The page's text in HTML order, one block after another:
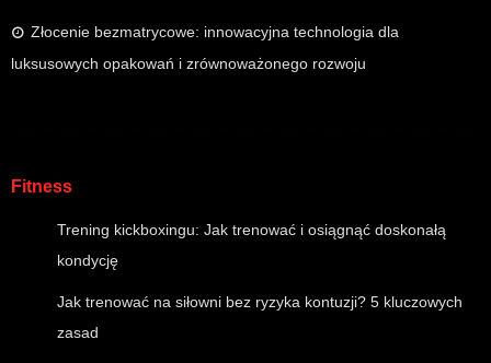
Złocenie bezmatrycowe: innowacyjna technologia dla
luksusowych opakowań i zrównoważonego rozwoju
Fitness
Trening kickboxingu: Jak trenować i osiągnąć doskonałą
kondycję
Jak trenować na siłowni bez ryzyka kontuzji? 5 kluczowych
zasad